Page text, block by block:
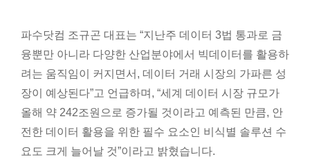
파수닷컴 조규곤 대표는 “지난주 데이터 3법 통과로 금
융뿐만 아니라 다양한 산업분야에서 빅데이터를 활용하
려는 움직임이 커지면서, 데이터 거래 시장의 가파른 성
장이 예상된다”고 언급하며, “세계 데이터 시장 규모가
올해 약 242조원으로 증가될 것이라고 예측된 만큼, 안
전한 데이터 활용을 위한 필수 요소인 비식별 솔루션 수
요도 크게 늘어날 것”이라고 밝혔습니다.